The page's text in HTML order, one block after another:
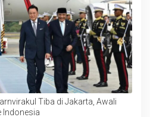
Tiba di Jakarta, Awali
Indonesia